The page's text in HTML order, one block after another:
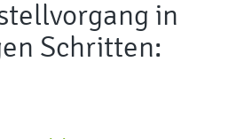
in
Schritten: